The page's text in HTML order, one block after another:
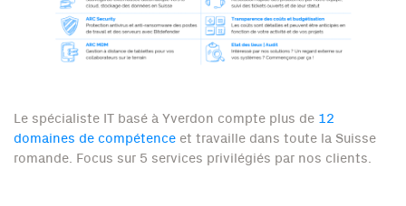
Le spécialiste IT basé à Yverdon compte plus de 12
domaines de compétence et travaille dans toute la Suisse
romande. Focus sur 5 services privilégiés par nos clients.